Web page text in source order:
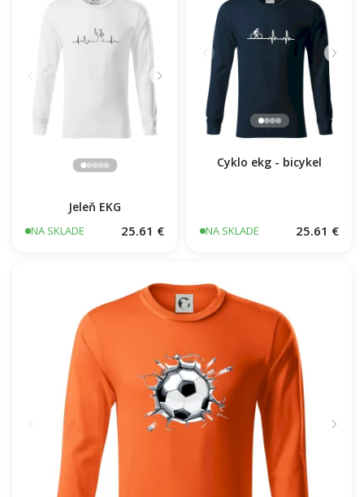
Jeleň EKG
NA SKLADE 25.61 €
Cyklo ekg - bicykel
NA SKLADE 25.61 €